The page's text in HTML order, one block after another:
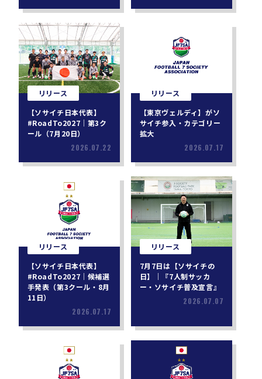
リリース
【ソサイチ日本代表】
#RoadTo2027｜第3ク
ール（7月20日）
2026.07.22
リリース
【東京ヴェルディ】がソ
サイチ参入・カテゴリー
拡大
2026.07.17
リリース
【ソサイチ日本代表】
#RoadTo2027｜候補選
手発表（第3クール・8月
11日）
2026.07.17
リリース
7月7日は【ソサイチの
日】｜『7人制サッカ
ー・ソサイチ普及宣言』
2026.07.07